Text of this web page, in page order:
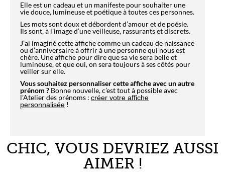
Elle est un cadeau et un manifeste pour souhaiter une
vie douce, lumineuse et poétique à toutes ces personnes.
Les mots sont doux et débordent d’amour et de poésie.
Ils sont, à l’image d’une veilleuse, rassurants et discrets.
J’ai imaginé cette affiche comme un cadeau de naissance
ou d’anniversaire à offrir à une personne qui nous est
chère. Une affiche pour dire que sa vie sera belle et
lumineuse, et que oui, on sera toujours à ses côtés pour
veiller sur elle.
Vous souhaitez personnaliser cette affiche avec un autre
prénom ? Bonne nouvelle, c’est tout à possible avec
l’Atelier des prénoms : créer votre affiche
personnalisée !
CHIC, VOUS DEVRIEZ AUSSI
AIMER !